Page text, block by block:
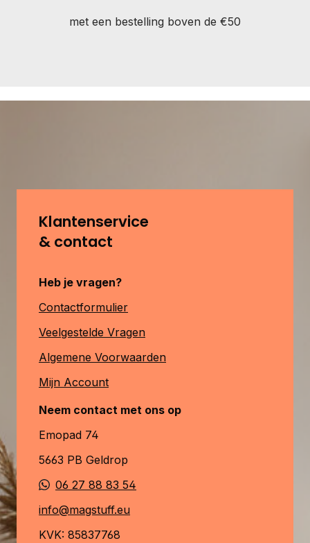
met een bestelling boven de €50
Klantenservice
& contact
Heb je vragen?
Contactformulier
Veelgestelde Vragen
Algemene Voorwaarden
Mijn Account
Neem contact met ons op
Emopad 74
5663 PB Geldrop
06 27 88 83 54
info@magstuff.eu
KVK: 85837768